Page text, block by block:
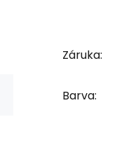
Záruka:
Barva: